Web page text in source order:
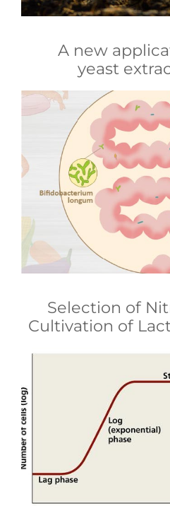
A new
yeast
Selection of
Cultivation of